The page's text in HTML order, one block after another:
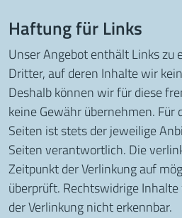
Haftung für Links
Unser Angebot enthält Links zu
Dritter, auf deren Inhalte wir
Deshalb können wir für diese
keine Gewähr übernehmen.
Seiten ist stets der jeweilige
Seiten verantwortlich. Die
Zeitpunkt der Verlinkung auf
überprüft. Rechtswidrige
der Verlinkung nicht erkennbar.